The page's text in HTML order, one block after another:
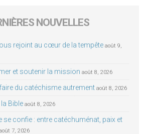
NOUVELLES
rejoint au cœur de la tempête août 9,
et soutenir la mission août 8, 2026
du catéchisme autrement août 8, 2026
la Bible août 8, 2026
se confie : entre catéchuménat, paix et
7, 2026